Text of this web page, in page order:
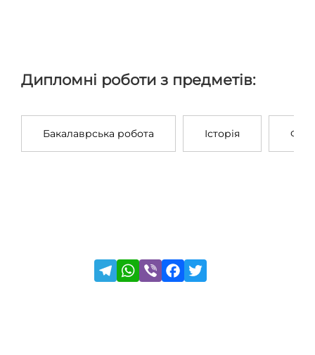
Дипломні роботи з предметів:
Бакалаврська робота Історія